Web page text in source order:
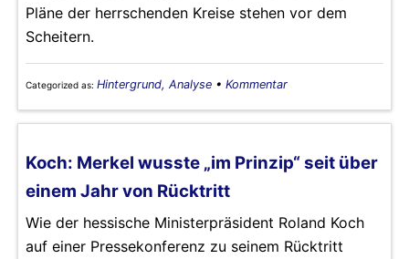
Pläne der herrschenden Kreise stehen vor dem
Scheitern.
Categorized as: Hintergrund, Analyse • Kommentar
Koch: Merkel wusste „im Prinzip“ seit über
einem Jahr von Rücktritt
Wie der hessische Ministerpräsident Roland Koch
auf einer Pressekonferenz zu seinem Rücktritt